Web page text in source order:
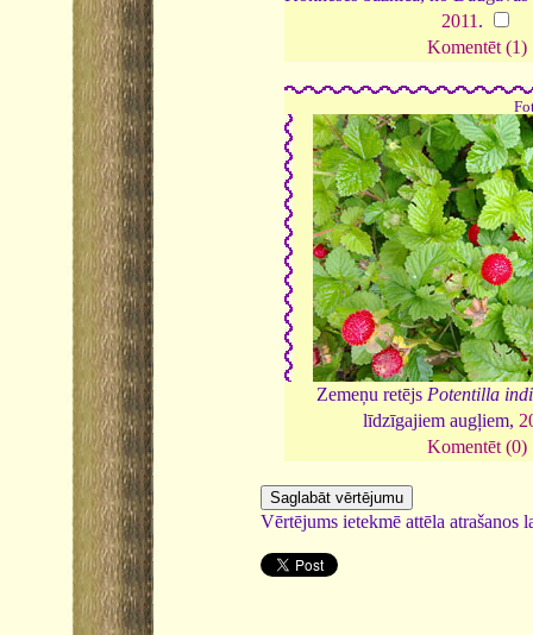
2011 .
Komentēt (1)
Zemeņu retējs Potentilla
līdzīgajiem augļiem,
Komentēt (0)
Vērtējums ietekmē attēla atrašanos